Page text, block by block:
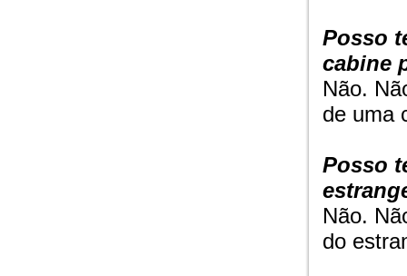
Posso
cabine
Não.
de uma
Posso
Não.
do